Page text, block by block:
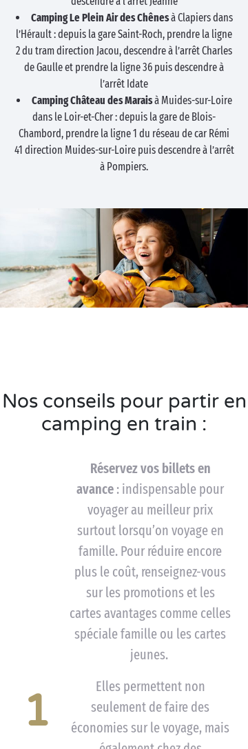
Camping Le Plein Air des Chênesà Clapiers dans
l’Hérault : depuis la gare Saint-Roch, prendre la ligne
2 du tram direction Jacou, descendre à l’arrêt Charles
de Gaulle et prendre la ligne 36 puis descendre à
l’arrêt Idate
Camping Château des Maraisà Muides-sur-Loire
dans le Loir-et-Cher : depuis la gare de Blois-
Chambord, prendre la ligne 1 du réseau de car Rémi
41 direction Muides-sur-Loire puis descendre à l’arrêt
à Pompiers.
Nos conseils pour partir en
camping en train :
1
Réservez vos billets en
avance : indispensable pour
voyager au meilleur prix
surtout lorsqu’on voyage en
famille. Pour réduire encore
plus le coût, renseignez-vous
sur les promotions et les
cartes avantages comme celles
spéciale famille ou les cartes
jeunes.
Elles permettent non
seulement de faire des
économies sur le voyage, mais